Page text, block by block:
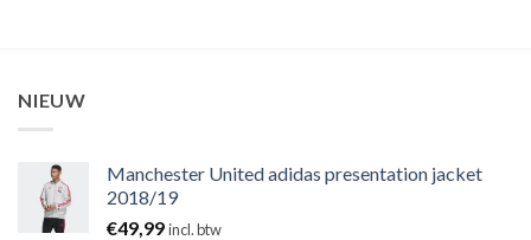
NIEUW
Manchester United adidas presentation jacket
2018/19
€49,99incl. btw